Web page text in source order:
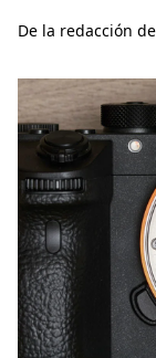
De la redacción